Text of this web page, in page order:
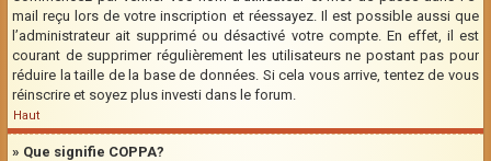
mail reçu lors de votre inscription et réessayez. Il est possible aussi que
l’administrateur ait supprimé ou désactivé votre compte. En effet, il est
courant de supprimer régulièrement les utilisateurs ne postant pas pour
réduire la taille de la base de données. Si cela vous arrive, tentez de vous
réinscrire et soyez plus investi dans le forum.
Haut
» Que signifie COPPA?